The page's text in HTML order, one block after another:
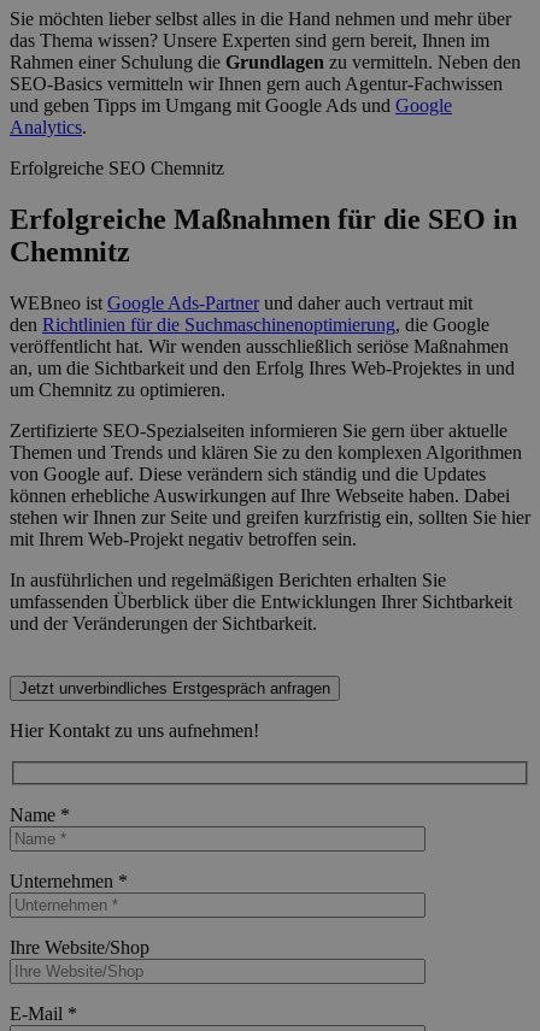
Sie möchten lieber selbst alles in die Hand nehmen und mehr über
das Thema wissen? Unsere Experten sind gern bereit, Ihnen im
Rahmen einer Schulung die Grundlagen zu vermitteln. Neben den
SEO-Basics vermitteln wir Ihnen gern auch Agentur-Fachwissen
und geben Tipps im Umgang mit Google Ads und Google
Analytics.
Erfolgreiche SEO Chemnitz
Erfolgreiche Maßnahmen für die SEO in
Chemnitz
WEBneo ist Google Ads-Partnerund daher auch vertraut mit
den Richtlinien für die Suchmaschinenoptimierung, die Google
veröffentlicht hat. Wir wenden ausschließlich seriöse Maßnahmen
an, um die Sichtbarkeit und den Erfolg Ihres Web-Projektes in und
um Chemnitz zu optimieren.
Zertifizierte SEO-Spezialseiten informieren Sie gern über aktuelle
Themen und Trends und klären Sie zu den komplexen Algorithmen
von Google auf. Diese verändern sich ständig und die Updates
können erhebliche Auswirkungen auf Ihre Webseite haben. Dabei
stehen wir Ihnen zur Seite und greifen kurzfristig ein, sollten Sie hier
mit Ihrem Web-Projekt negativ betroffen sein.
In ausführlichen und regelmäßigen Berichten erhalten Sie
umfassenden Überblick über die Entwicklungen Ihrer Sichtbarkeit
und der Veränderungen der Sichtbarkeit.
Jetzt unverbindliches Erstgespräch anfragen
Hier Kontakt zu uns aufnehmen!
Name *
Unternehmen *
Ihre Website/Shop
E-Mail *